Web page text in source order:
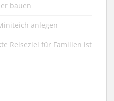
bauen
anlegen
Reiseziel für Familien ist